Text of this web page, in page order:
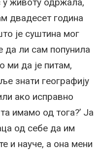
двадесет година
је суштина мог
да ли сам попунила
ми да је питам,
знати географију
ако исправно
имамо од тога?’ Ја
од себе да им
и науче, а она мени